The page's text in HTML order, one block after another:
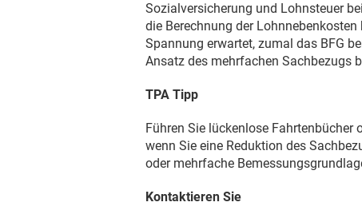
Sozialversicherung und Lohnsteuer
die Berechnung der
Spannung erwartet, zumal das BFG
Ansatz des mehrfachen Sachbezugs
TPA Tipp
Führen Sie lückenlose Fahrtenbücher
wenn Sie eine Reduktion des
oder mehrfache
Kontaktieren Sie